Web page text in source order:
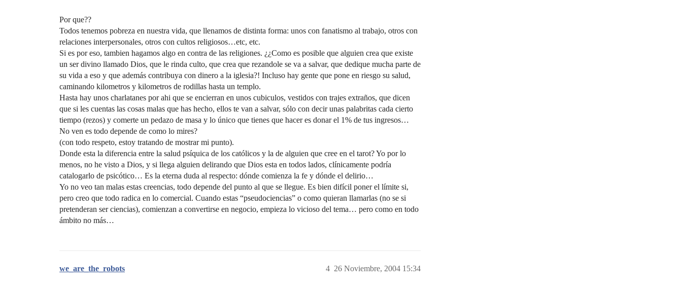
Por que??
Todos tenemos pobreza en nuestra vida, que llenamos de distinta forma: unos con fanatismo al trabajo, otros con
relaciones interpersonales, otros con cultos religiosos…etc, etc.
Si es por eso, tambien hagamos algo en contra de las religiones. ¿¿Como es posible que alguien crea que existe
un ser divino llamado Dios, que le rinda culto, que crea que rezandole se va a salvar, que dedique mucha parte de
su vida a eso y que además contribuya con dinero a la iglesia?! Incluso hay gente que pone en riesgo su salud,
caminando kilometros y kilometros de rodillas hasta un templo.
Hasta hay unos charlatanes por ahi que se encierran en unos cubiculos, vestidos con trajes extraños, que dicen
que si les cuentas las cosas malas que has hecho, ellos te van a salvar, sólo con decir unas palabritas cada cierto
tiempo (rezos) y comerte un pedazo de masa y lo único que tienes que hacer es donar el 1% de tus ingresos…
No ven es todo depende de como lo mires?
(con todo respeto, estoy tratando de mostrar mi punto).
Donde esta la diferencia entre la salud psíquica de los católicos y la de alguien que cree en el tarot? Yo por lo
menos, no he visto a Dios, y si llega alguien delirando que Dios esta en todos lados, clínicamente podría
catalogarlo de psicótico… Es la eterna duda al respecto: dónde comienza la fe y dónde el delirio…
Yo no veo tan malas estas creencias, todo depende del punto al que se llegue. Es bien difícil poner el límite si,
pero creo que todo radica en lo comercial. Cuando estas “pseudociencias” o como quieran llamarlas (no se si
pretenderan ser ciencias), comienzan a convertirse en negocio, empieza lo vicioso del tema… pero como en todo
ámbito no más…
we_are_the_robots 26 Noviembre, 2004 15:34
4